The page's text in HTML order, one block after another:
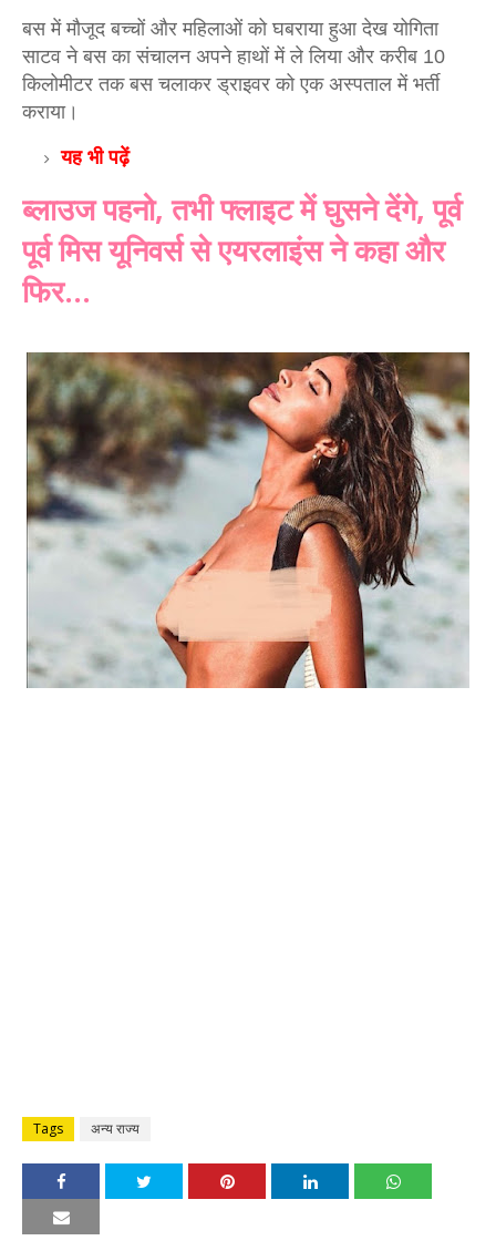
बस में मौजूद बच्चों और महिलाओं को घबराया हुआ देख योगिता
साटव ने बस का संचालन अपने हाथों में ले लिया और करीब 10
किलोमीटर तक बस चलाकर ड्राइवर को एक अस्पताल में भर्ती
कराया।
यह भी पढ़ें
ब्‍लाउज पहनो, तभी फ्लाइट में घुसने देंगे, पूर्व
पूर्व मिस यूनिवर्स से एयरलाइंस ने कहा और
फिर...
Tags अन्य राज्य